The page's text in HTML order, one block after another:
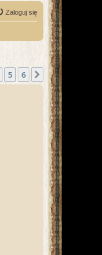
Zaloguj się
5 6 Następna